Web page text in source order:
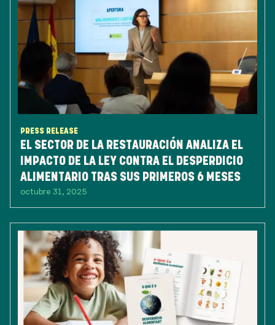
PRESS RELEASE
EL SECTOR DE LA RESTAURACIÓN ANALIZA EL
IMPACTO DE LA LEY CONTRA EL DESPERDICIO
ALIMENTARIO TRAS SUS PRIMEROS 6 MESES
octubre 31, 2025